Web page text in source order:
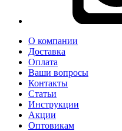
О компании
Доставка
Оплата
Ваши вопросы
Контакты
Статьи
Инструкции
Акции
Оптовикам